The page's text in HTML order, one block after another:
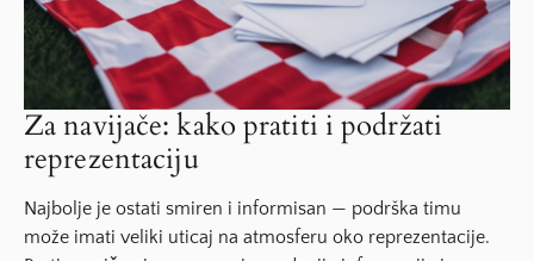
Za navijače: kako pratiti i podržati
reprezentaciju
Najbolje je ostati smiren i informisan — podrška timu
može imati veliki uticaj na atmosferu oko reprezentacije.